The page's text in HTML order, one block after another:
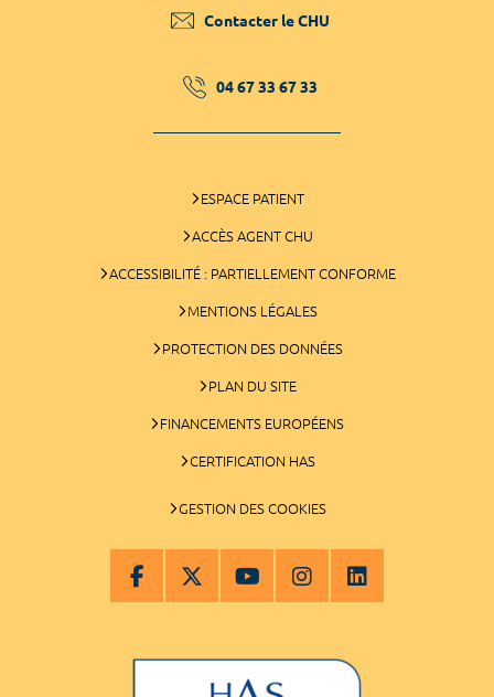
Contacter le CHU
04 67 33 67 33
ESPACE PATIENT
ACCÈS AGENT CHU
ACCESSIBILITÉ : PARTIELLEMENT CONFORME
MENTIONS LÉGALES
PROTECTION DES DONNÉES
PLAN DU SITE
FINANCEMENTS EUROPÉENS
CERTIFICATION HAS
GESTION DES COOKIES